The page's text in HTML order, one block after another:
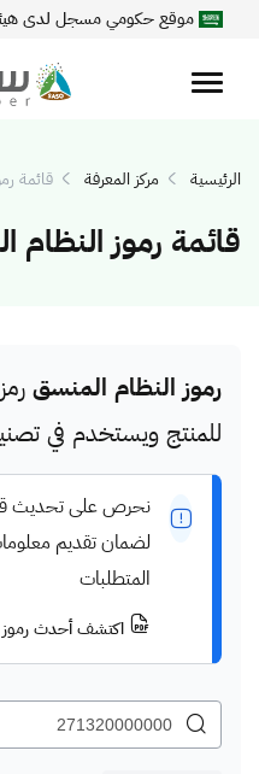
موقع حكومي مسجل لدى هيئة
الرئيسية مركز المعرفة قائمة
قائمة رموز النظام
رموز النظام المنسق
للمنتج ويستخدم في
نحرص على تحديث
لضمان تقديم
المتطلبات
اكتشف أحدث رموز